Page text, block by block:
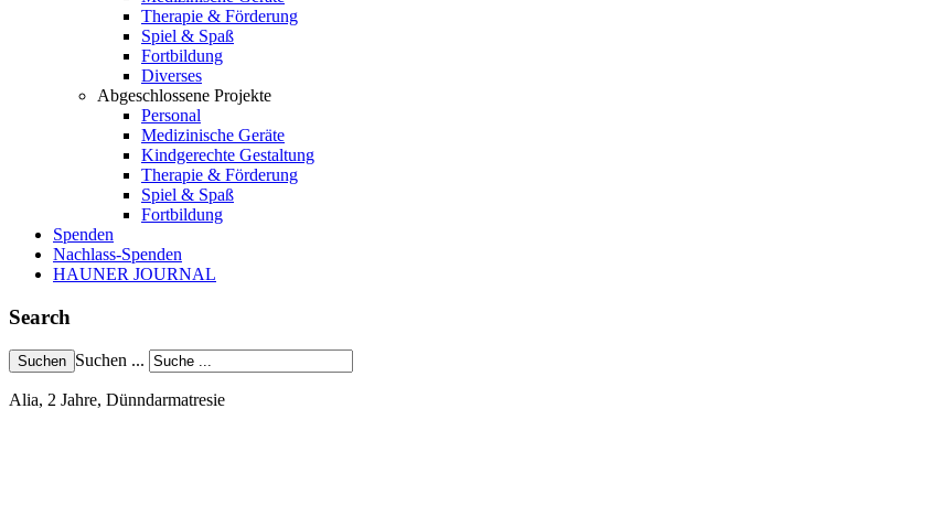
Therapie & Förderung
Spiel & Spaß
Fortbildung
Diverses
Abgeschlossene Projekte
Personal
Medizinische Geräte
Kindgerechte Gestaltung
Therapie & Förderung
Spiel & Spaß
Fortbildung
Spenden
Nachlass-Spenden
HAUNER JOURNAL
Search
Suchen ...
Alia, 2 Jahre, Dünndarmatresie